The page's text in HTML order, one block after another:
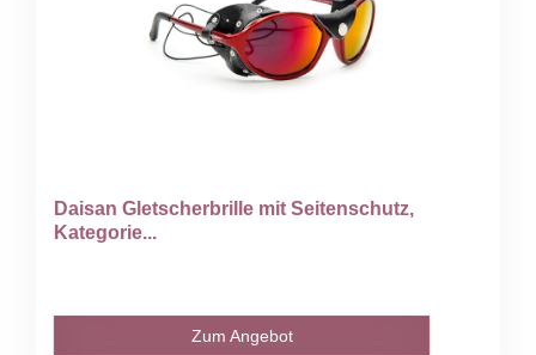
Daisan Gletscherbrille mit Seitenschutz,
Kategorie...
Zum Angebot